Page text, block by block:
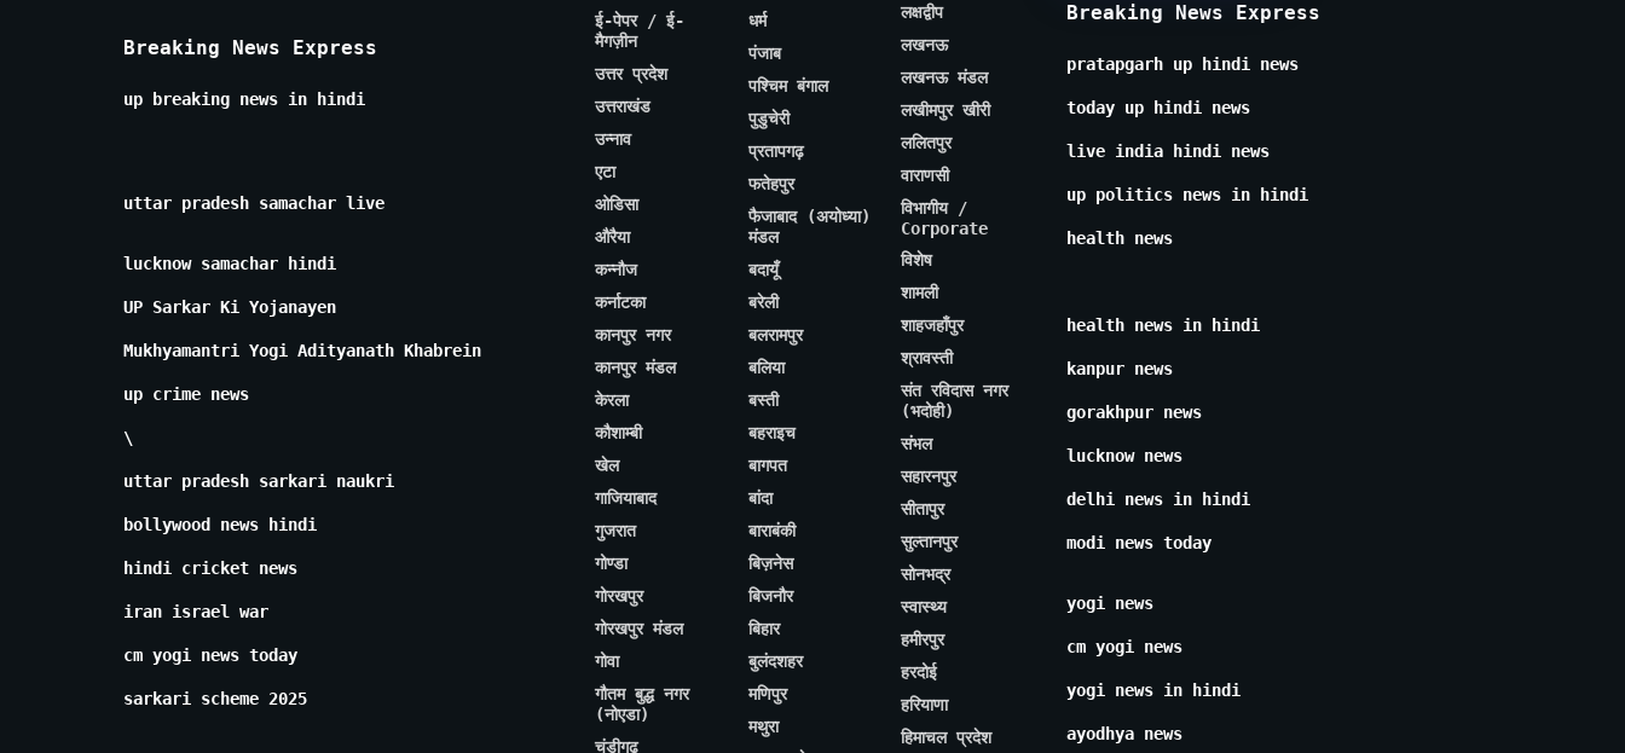
Breaking News Express
up breaking news in hindi
uttar pradesh samachar live
lucknow samachar hindi
UP Sarkar Ki Yojanayen
Mukhyamantri Yogi Adityanath Khabrein
up crime news
\
uttar pradesh sarkari naukri
bollywood news hindi
hindi cricket news
iran israel war
cm yogi news today
sarkari scheme 2025
ई-पेपर / ई-
मैगज़ीन
उत्तर प्रदेश
उत्तराखंड
उन्नाव
एटा
ओडिसा
औरैया
कन्नौज
कर्नाटका
कानपुर नगर
कानपुर मंडल
केरला
कौशाम्बी
खेल
गाजियाबाद
गुजरात
गोण्डा
गोरखपुर
गोरखपुर मंडल
गोवा
गौतम बुद्ध नगर
(नोएडा)
चंडीगढ़
धर्म
पंजाब
पश्चिम बंगाल
पुडुचेरी
प्रतापगढ़
फतेहपुर
फैजाबाद (अयोध्या)
मंडल
बदायूँ
बरेली
बलरामपुर
बलिया
बस्ती
बहराइच
बागपत
बांदा
बाराबंकी
बिज़नेस
बिजनौर
बिहार
बुलंदशहर
मणिपुर
मथुरा
लक्षद्वीप
लखनऊ
लखनऊ मंडल
लखीमपुर खीरी
ललितपुर
वाराणसी
विभागीय /
Corporate
विशेष
शामली
शाहजहाँपुर
श्रावस्ती
संत रविदास नगर
(भदोही)
संभल
सहारनपुर
सीतापुर
सुल्तानपुर
सोनभद्र
स्वास्थ्य
हमीरपुर
हरदोई
हरियाणा
हिमाचल प्रदेश
Breaking News Express
pratapgarh up hindi news
today up hindi news
live india hindi news
up politics news in hindi
health news
health news in hindi
kanpur news
gorakhpur news
lucknow news
delhi news in hindi
modi news today
yogi news
cm yogi news
yogi news in hindi
ayodhya news